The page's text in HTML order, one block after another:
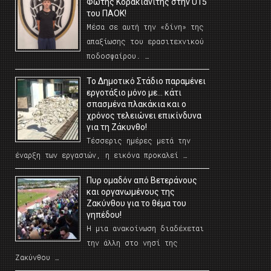
του ΠΑΟΚ!
Μέσα σε αυτή την «δίνη» της
απαξίωσης του ερασιτεχνικού
ποδοσφαίρου. …
Το Δημοτικό Στάδιο παραμένει
εργοτάξιο μόνο με… κάτι
σπασμένα πλακάκια και ο
χρόνος τελειώνει επικίνδυνα
για τη Ζάκυνθο!
Τέσσερις ημέρες μετά την
έναρξη των εργασιών, η εικόνα προκαλεί …
Πυρ ομαδόν από Βετεράνους
και οργανωμένους της
Ζακύνθου για το θέμα του
γηπέδου!
Η μια ανακοίνωση διαδέχεται
την άλλη στο νησί της
Ζακύνθου …